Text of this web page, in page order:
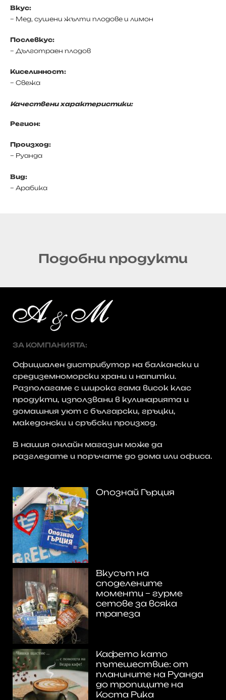
Вкус:
– Мед, сушени жълти плодове и лимон
Послевкус:
– Дълготраен плодов
Киселинност:
– Свежа
Качествени характеристики:
Регион:
Произход:
– Руанда
Вид:
– Арабика
Подобни продукти
ЗА КОМПАНИЯТА:
Официален дистрибутор на балкански и
средиземноморски храни и напитки.
Разполагаме с широка гама висок клас
продукти, използвани в кулинарията и
домашния уют с български, гръцки,
македонски и сръбски произход.
В нашия онлайн магазин може да
разгледате и поръчате до дома или офиса.
Опознай Гърция
Вкусът на
споделените
моменти – гурме
сетове за всяка
трапеза
Кафето като
пътешествие: от
планините на Руанда
до тропиците на
Коста Рика